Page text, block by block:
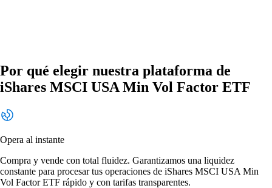
Por qué elegir nuestra plataforma de
iShares MSCI USA Min Vol Factor ETF
Opera al instante
Compra y vende con total fluidez. Garantizamos una liquidez
constante para procesar tus operaciones de iShares MSCI USA Min
Vol Factor ETF rápido y con tarifas transparentes.